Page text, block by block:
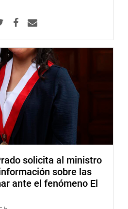
solicita al ministro
sobre las
ante el fenómeno El